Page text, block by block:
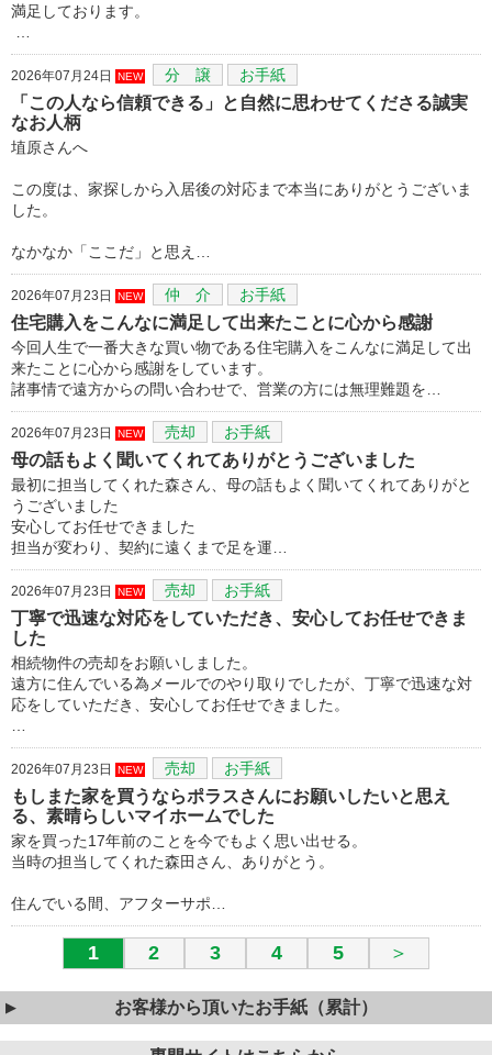
満足しております。
2026年07月24日 NEW 分 譲 お手紙
「この人なら信頼できる」と自然に思わせてくださる誠実
なお人柄
埴原さんへ
この度は、家探しから入居後の対応まで本当にありがとうございま
した。
なかなか「ここだ」と思え…
2026年07月23日 NEW 仲 介 お手紙
住宅購入をこんなに満足して出来たことに心から感謝
今回人生で一番大きな買い物である住宅購入をこんなに満足して出
来たことに心から感謝をしています。
諸事情で遠方からの問い合わせで、営業の方には無理難題を…
2026年07月23日 NEW 売却 お手紙
母の話もよく聞いてくれてありがとうございました
最初に担当してくれた森さん、母の話もよく聞いてくれてありがと
うございました
安心してお任せできました
担当が変わり、契約に遠くまで足を運…
2026年07月23日 NEW 売却 お手紙
丁寧で迅速な対応をしていただき、安心してお任せできま
した
相続物件の売却をお願いしました。
遠方に住んでいる為メールでのやり取りでしたが、丁寧で迅速な対
応をしていただき、安心してお任せできました。
2026年07月23日 NEW 売却 お手紙
もしまた家を買うならポラスさんにお願いしたいと思え
る、素晴らしいマイホームでした
家を買った17年前のことを今でもよく思い出せる。
当時の担当してくれた森田さん、ありがとう。
住んでいる間、アフターサポ…
1 2 3 4 5 ＞
お客様から頂いたお手紙（累計）